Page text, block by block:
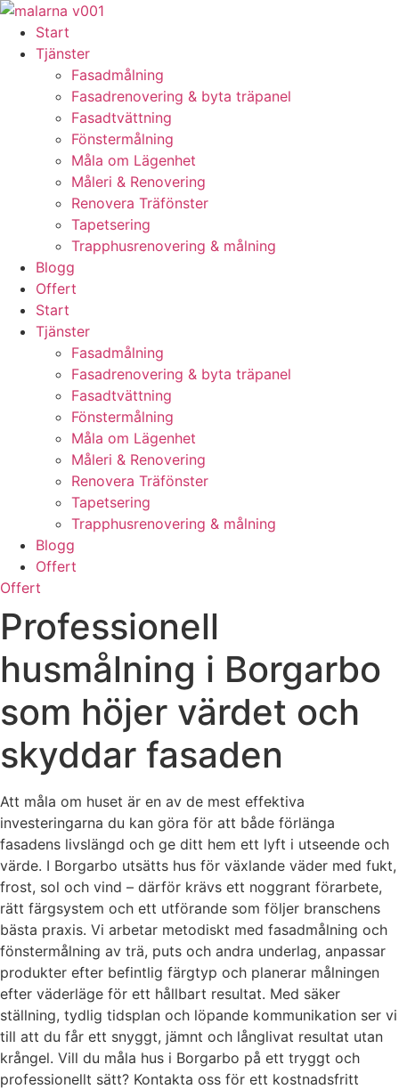
Skip
content
Start
Tjänster
Fasadmålning
Fasadrenovering & byta träpanel
Fasadtvättning
Fönstermålning
Måla om Lägenhet
Måleri & Renovering
Renovera Träfönster
Tapetsering
Trapphusrenovering & målning
Blogg
Offert
Start
Tjänster
Fasadmålning
Fasadrenovering & byta träpanel
Fasadtvättning
Fönstermålning
Måla om Lägenhet
Måleri & Renovering
Renovera Träfönster
Tapetsering
Trapphusrenovering & målning
Blogg
Offert
Offert
Professionell
husmålning i Borgarbo
som höjer värdet och
skyddar fasaden
Att måla om huset är en av de mest effektiva
investeringarna du kan göra för att både förlänga
fasadens livslängd och ge ditt hem ett lyft i utseende och
värde. I Borgarbo utsätts hus för växlande väder med fukt,
frost, sol och vind – därför krävs ett noggrant förarbete,
rätt färgsystem och ett utförande som följer branschens
bästa praxis. Vi arbetar metodiskt med fasadmålning och
fönstermålning av trä, puts och andra underlag, anpassar
produkter efter befintlig färgtyp och planerar målningen
efter väderläge för ett hållbart resultat. Med säker
ställning, tydlig tidsplan och löpande kommunikation ser vi
till att du får ett snyggt, jämnt och långlivat resultat utan
krångel. Vill du måla hus i Borgarbo på ett tryggt och
professionellt sätt? Kontakta oss för ett kostnadsfritt